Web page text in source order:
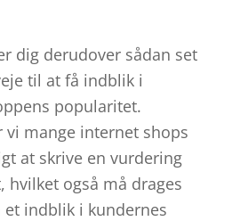
dig derudover sådan set
til at få indblik i
popularitet.
vi mange internet shops
at skrive en vurdering
hvilket også må drages
indblik i kundernes